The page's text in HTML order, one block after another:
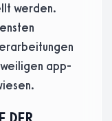
werden.
app-